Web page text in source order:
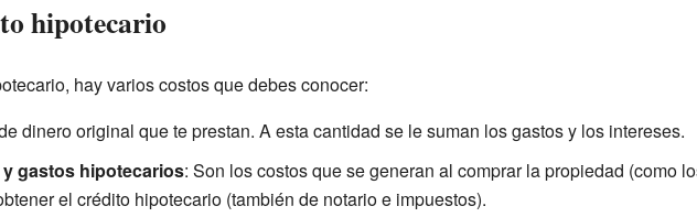
hipotecario
hay varios costos que debes conocer:
dinero original que te prestan. A esta cantidad se le suman los gastos y los intereses.
gastos hipotecarios: Son los costos que se generan al comprar la propiedad (como
el crédito hipotecario (también de notario e impuestos).